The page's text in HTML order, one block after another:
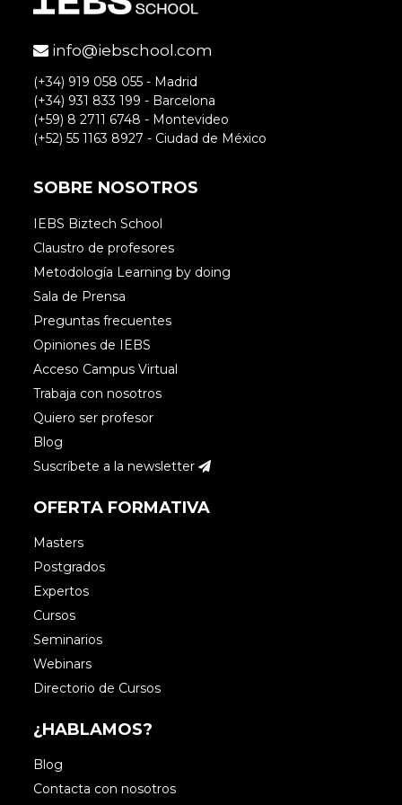
Muchas gracias por tu comentario y
Saludos.
Andrés
Hola, saludos
Como hacer publicidad, a mis ventas?
Accede para responder
Ana Martín del Campo
recursos en los que encontrarás
Un saludo, que tengas buen día.
info@iebschool.com
(+34) 919 058 055 - Madrid
(+34) 931 833 199 - Barcelona
(+59) 8 2711 6748 - Montevideo
(+52) 55 1163 8927 - Ciudad de México
SOBRE NOSOTROS
IEBS Biztech School
Claustro de profesores
Metodología Learning by doing
Sala de Prensa
Preguntas frecuentes
Opiniones de IEBS
Acceso Campus Virtual
Trabaja con nosotros
Quiero ser profesor
Blog
Suscríbete a la newsletter
OFERTA FORMATIVA
Masters
Postgrados
Expertos
Cursos
Seminarios
Webinars
Directorio de Cursos
¿HABLAMOS?
Blog
Contacta con nosotros